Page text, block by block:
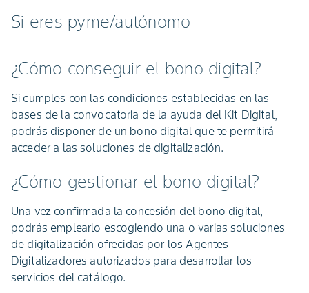
Si eres pyme/autónomo
¿Cómo conseguir el bono digital?
Si cumples con las condiciones establecidas en las
bases de la convocatoria de la ayuda del Kit Digital,
podrás disponer de un bono digital que te permitirá
acceder a las soluciones de digitalización.
¿Cómo gestionar el bono digital?
Una vez confirmada la concesión del bono digital,
podrás emplearlo escogiendo una o varias soluciones
de digitalización ofrecidas por los Agentes
Digitalizadores autorizados para desarrollar los
servicios del catálogo.